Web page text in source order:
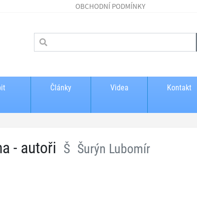
OBCHODNÍ PODMÍNKY
Články Videa Kontakt
- autoři Š Šurýn Lubomír